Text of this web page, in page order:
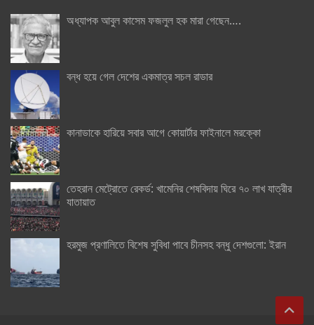
অধ্যাপক আবুল কাসেম ফজলুল হক মারা গেছেন….
বন্ধ হয়ে গেল দেশের একমাত্র সচল রাডার
কানাডাকে হারিয়ে সবার আগে কোয়ার্টার ফাইনালে মরক্কো
তেহরান মেট্রোতে রেকর্ড: খামেনির শেষবিদায় ঘিরে ৭০ লাখ যাত্রীর
যাতায়াত
হরমুজ প্রণালিতে বিশেষ সুবিধা পাবে চীনসহ বন্ধু দেশগুলো: ইরান